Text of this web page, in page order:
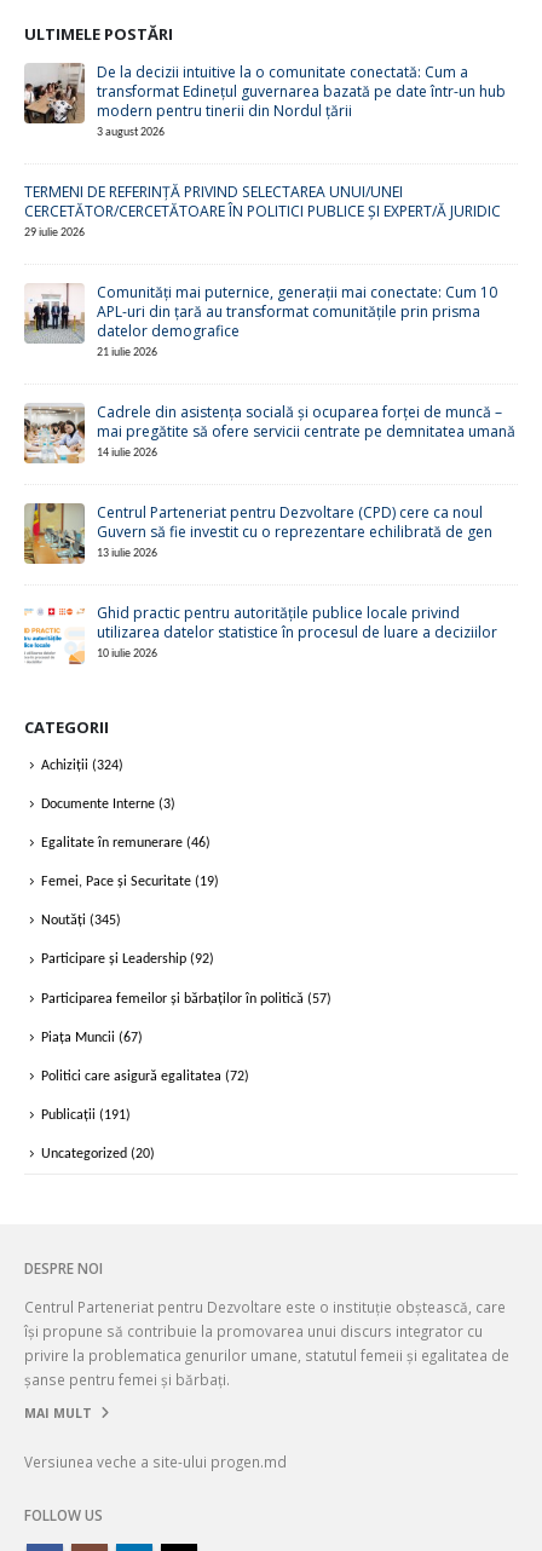
ULTIMELE POSTĂRI
De la decizii intuitive la o comunitate conectată: Cum a
transformat Edinețul guvernarea bazată pe date într-un hub
modern pentru tinerii din Nordul țării
3 august 2026
TERMENI DE REFERINȚĂ PRIVIND SELECTAREA UNUI/UNEI
CERCETĂTOR/CERCETĂTOARE ÎN POLITICI PUBLICE ȘI EXPERT/Ă JURIDIC
29 iulie 2026
Comunități mai puternice, generații mai conectate: Cum 10
APL-uri din țară au transformat comunitățile prin prisma
datelor demografice
21 iulie 2026
Cadrele din asistența socială și ocuparea forței de muncă –
mai pregătite să ofere servicii centrate pe demnitatea umană
14 iulie 2026
Centrul Parteneriat pentru Dezvoltare (CPD) cere ca noul
Guvern să fie investit cu o reprezentare echilibrată de gen
13 iulie 2026
Ghid practic pentru autoritățile publice locale privind
utilizarea datelor statistice în procesul de luare a deciziilor
10 iulie 2026
CATEGORII
Achiziții (324)
Documente Interne (3)
Egalitate în remunerare (46)
Femei, Pace și Securitate (19)
Noutăți (345)
Participare și Leadership (92)
Participarea femeilor și bărbaților în politică (57)
Piața Muncii (67)
Politici care asigură egalitatea (72)
Publicații (191)
Uncategorized (20)
DESPRE NOI
Centrul Parteneriat pentru Dezvoltare este o instituție obștească, care
își propune să contribuie la promovarea unui discurs integrator cu
privire la problematica genurilor umane, statutul femeii și egalitatea de
șanse pentru femei și bărbați.
MAI MULT
Versiunea veche a site-ului progen.md
FOLLOW US